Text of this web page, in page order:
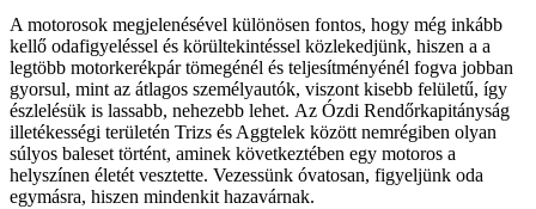
A motorosok megjelenésével különösen fontos, hogy még inkább
kellő odafigyeléssel és körültekintéssel közlekedjünk, hiszen a a
legtöbb motorkerékpár tömegénél és teljesítményénél fogva jobban
gyorsul, mint az átlagos személyautók, viszont kisebb felületű, így
észlelésük is lassabb, nehezebb lehet. Az Ózdi Rendőrkapitányság
illetékességi területén Trizs és Aggtelek között nemrégiben olyan
súlyos baleset történt, aminek következtében egy motoros a
helyszínen életét vesztette. Vezessünk óvatosan, figyeljünk oda
egymásra, hiszen mindenkit hazavárnak.